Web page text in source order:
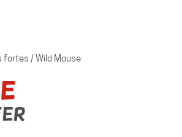
fortes /Wild Mouse